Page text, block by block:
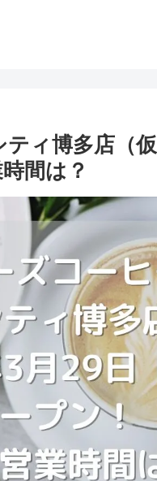
ィ博多店（
間は？